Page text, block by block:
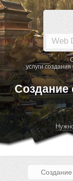
Web
услуги
Создание
Создание